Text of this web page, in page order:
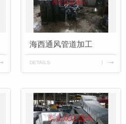
海西通风管道加工
DETAILS